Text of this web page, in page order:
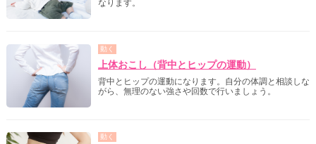
なります。
動く
上体おこし（背中とヒップの運動）
背中とヒップの運動になります。自分の体調と相談しな
がら、無理のない強さや回数で行いましょう。
動く